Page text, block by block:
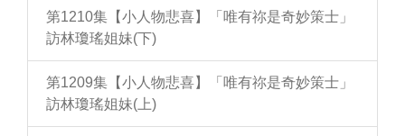
第1210集【小人物悲喜】「唯有祢是奇妙策士」
訪林瓊瑤姐妹(下)
第1209集【小人物悲喜】「唯有祢是奇妙策士」
訪林瓊瑤姐妹(上)